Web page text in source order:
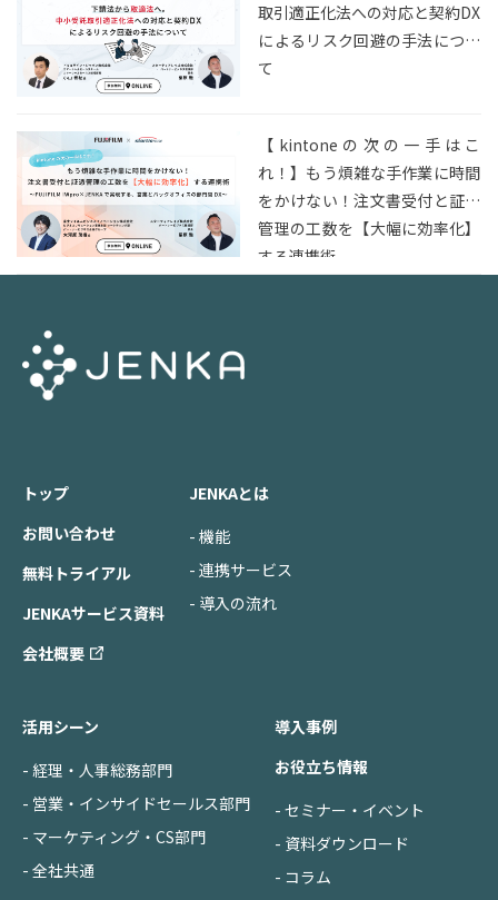
取引適正化法への対応と契約DX
によるリスク回避の手法につい
て
【kintoneの次の一手はこ
れ！】もう煩雑な手作業に時間
をかけない！注文書受付と証憑
管理の工数を【大幅に効率化】
する連携術
トップ
お問い合わせ
無料トライアル
JENKAサービス資料
会社概要
JENKAとは
- 機能
- 連携サービス
- 導入の流れ
活用シーン
- 経理・人事総務部門
- 営業・インサイドセールス部門
- マーケティング・CS部門
- 全社共通
導入事例
お役立ち情報
- セミナー・イベント
- 資料ダウンロード
- コラム